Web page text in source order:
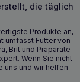
die täglich
Produkte an,
umfasst Futter von
Brit und Präparate
Wenn Sie nicht
uns und wir helfen